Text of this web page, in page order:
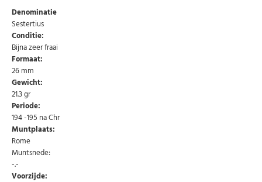
Abonneer u op onze nieuwsbrief
Denominatie
Sestertius
Conditie:
Bijna zeer fraai
Formaat:
26 mm
Gewicht:
21.3 gr
Periode:
194 -195 na Chr
Muntplaats:
Rome
Muntsnede:
-.-
Voorzijde: